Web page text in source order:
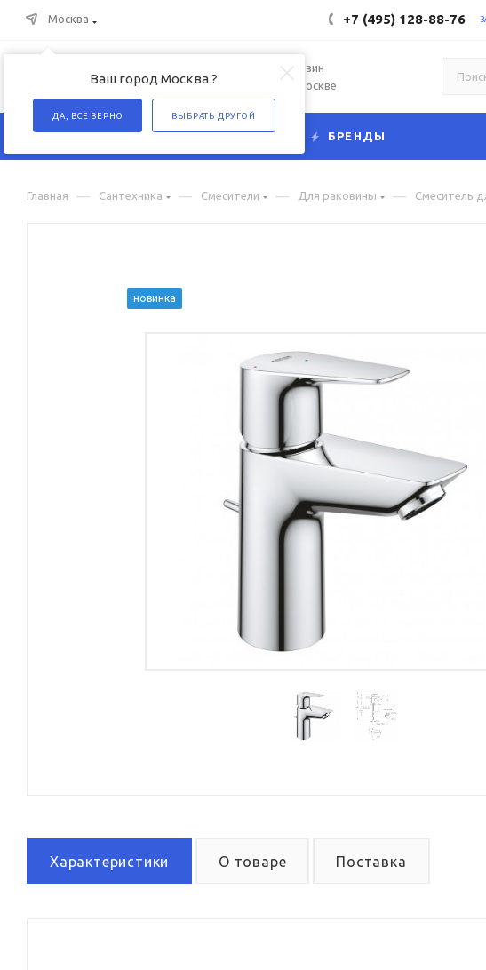
Москва
Ваш город Москва ?
ДА, ВСЕ ВЕРНО ВЫБРАТЬ ДРУГОЙ
+7 (495) 128-88-76
Интернет-магазин
сантехники в Москве
КАТАЛОГ БРЕНДЫ
Главная — Сантехника — Смесители — Для раковины — Смеситель
новинка
Характеристики О товаре Поставка